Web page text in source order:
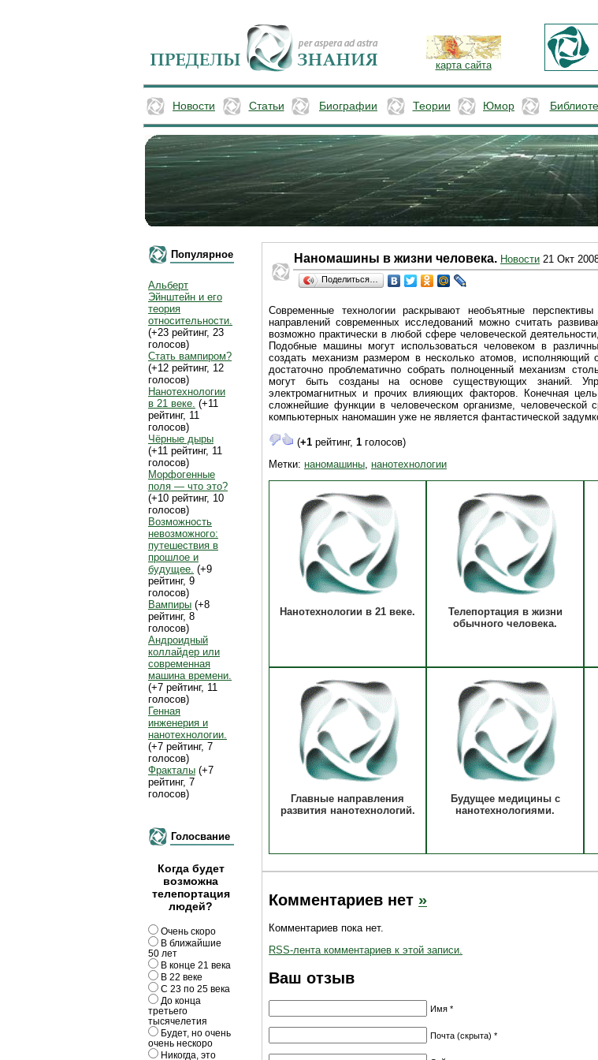
карта сайта
Новости Статьи Биографии Теории Юмор
Популярное
Альберт
Эйнштейн и его
теория
относительности.
(+23 рейтинг, 23
голосов)
Стать вампиром?
(+12 рейтинг, 12
голосов)
Нанотехнологии
в 21 веке. (+11
рейтинг, 11
голосов)
Чёрные дыры
(+11 рейтинг, 11
голосов)
Морфогенные
поля — что это?
(+10 рейтинг, 10
голосов)
Возможность
невозможного:
путешествия в
прошлое и
будущее. (+9
рейтинг, 9
голосов)
Вампиры (+8
рейтинг, 8
голосов)
Андроидный
коллайдер или
современная
машина времени.
(+7 рейтинг, 11
голосов)
Генная
инженерия и
нанотехнологии.
(+7 рейтинг, 7
голосов)
Фракталы (+7
рейтинг, 7
голосов)
Голосвание
Когда будет
возможна
телепортация
людей?
Очень скоро
В ближайшие
50 лет
В конце 21 века
В 22 веке
С 23 по 25 века
До конца
третьего
тысячелетия
Будет, но очень
очень нескоро
Никогда, это
Наномашины в жизни человека. Новости 21 Окт
Поделиться…
Современные технологии раскрывают необъятные
направлений современных исследований можно считать
возможно практически в любой сфере человеческой
Подобные машины могут использоваться человеком в
создать механизм размером в несколько атомов,
достаточно проблематично собрать полноценный механизм
могут быть созданы на основе существующих знаний.
электромагнитных и прочих влияющих факторов. Конечная
сложнейшие функции в человеческом организме,
компьютерных наномашин уже не является фантастической
(+1 рейтинг, 1 голосов)
Метки: наномашины, нанотехнологии
Нанотехнологии в 21 веке.
Телепортация в жизни
обычного человека.
Главные направления
развития нанотехнологий.
Будущее медицины с
нанотехнологиями.
Комментариев нет »
Комментариев пока нет.
RSS-лента комментариев к этой записи.
Ваш отзыв
Имя *
Почта (скрыта) *